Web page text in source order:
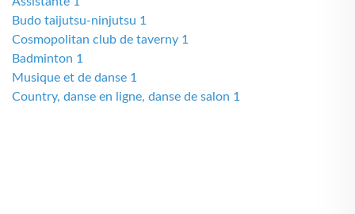
Budo taijutsu-ninjutsu 1
Cosmopolitan club de taverny 1
Badminton 1
Musique et de danse 1
Country, danse en ligne, danse de salon 1